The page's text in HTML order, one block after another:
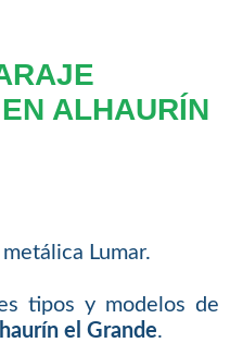
ALHAURÍN
Lumar.
tipos y modelos de
el Grande.